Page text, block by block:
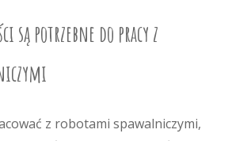
są potrzebne do pracy z
z robotami spawalniczymi,